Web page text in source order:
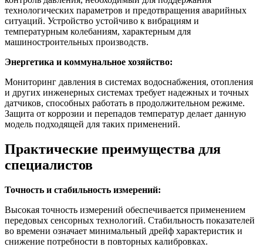
технологических параметров и предотвращения аварийных
ситуаций. Устройство устойчиво к вибрациям и
температурным колебаниям, характерным для
машиностроительных производств.
Энергетика и коммунальное хозяйство:
Мониторинг давления в системах водоснабжения, отопления
и других инженерных системах требует надежных и точных
датчиков, способных работать в продолжительном режиме.
Защита от коррозии и перепадов температур делает данную
модель подходящей для таких применений.
Практические преимущества для
специалистов
Точность и стабильность измерений:
Высокая точность измерений обеспечивается применением
передовых сенсорных технологий. Стабильность показателей
во времени означает минимальный дрейф характеристик и
снижение потребности в повторных калибровках.